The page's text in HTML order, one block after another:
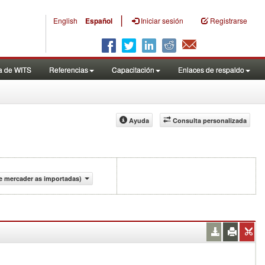
English Español | Iniciar sesión Registrarse
de WITS Referencias Capacitación Enlaces de respaldo
Consulta personalizada
Ayuda
mercader as importadas)